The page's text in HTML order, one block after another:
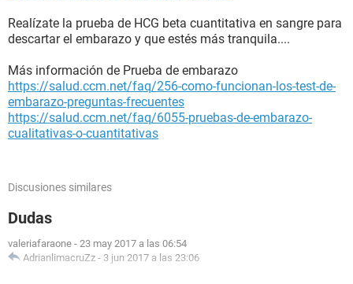
Realízate la prueba de HCG beta cuantitativa en sangre para
descartar el embarazo y que estés más tranquila....
Más información de Prueba de embarazo
https://salud.ccm.net/faq/256-como-funcionan-los-test-de-
embarazo-preguntas-frecuentes
https://salud.ccm.net/faq/6055-pruebas-de-embarazo-
cualitativas-o-cuantitativas
Discusiones similares
Dudas
valeriafaraone - 23 may 2017 a las 06:54
AdrianlimacruZz - 3 jun 2017 a las 23:06